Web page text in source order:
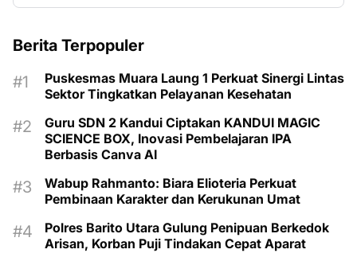
Berita Terpopuler
Puskesmas Muara Laung 1 Perkuat Sinergi Lintas
Sektor Tingkatkan Pelayanan Kesehatan
Guru SDN 2 Kandui Ciptakan KANDUI MAGIC
SCIENCE BOX, Inovasi Pembelajaran IPA
Berbasis Canva AI
Wabup Rahmanto: Biara Elioteria Perkuat
Pembinaan Karakter dan Kerukunan Umat
Polres Barito Utara Gulung Penipuan Berkedok
Arisan, Korban Puji Tindakan Cepat Aparat